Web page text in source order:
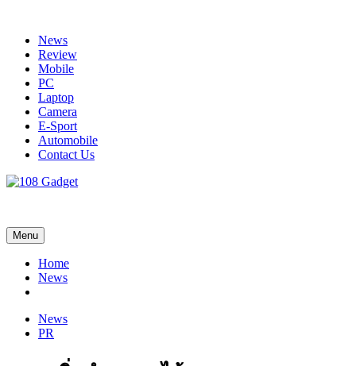
contentNews
Review
Mobile
PC
Laptop
Camera
E-Sport
Automobile
Contact Us
Menu
Home
News
News
PR